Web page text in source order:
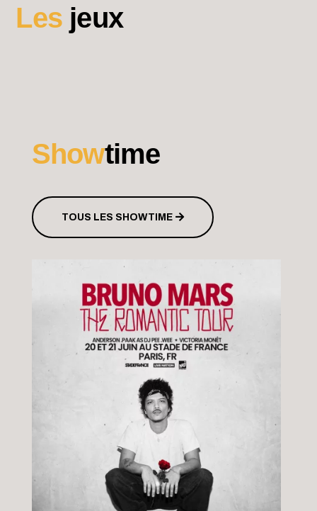
Les jeux
Showtime
TOUS LES SHOWTIME